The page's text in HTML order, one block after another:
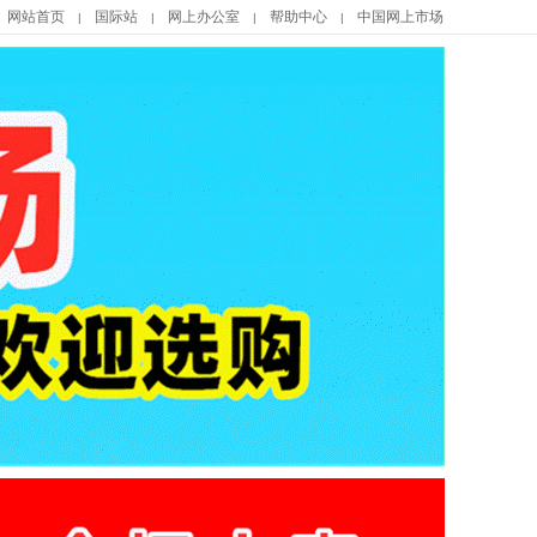
网站首页 | 国际站 | 网上办公室 | 帮助中心 | 中国网上市场